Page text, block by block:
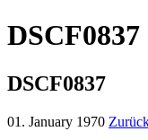
DSCF0837
DSCF0837
01. January 1970